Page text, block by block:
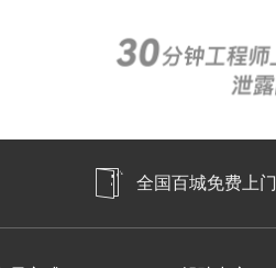
全国百城免费上门